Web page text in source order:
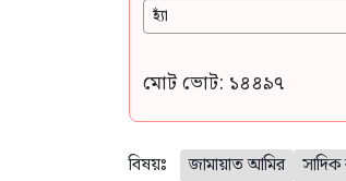
হ্যাঁ
মোট ভোট: ১৪৪৯৭
বিষয়ঃ জামায়াত আমির